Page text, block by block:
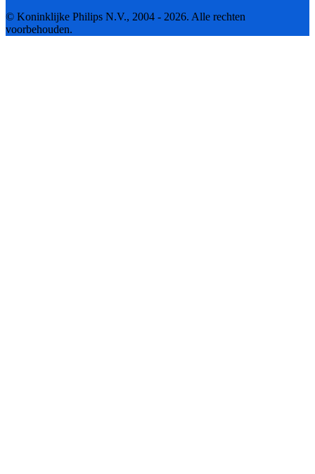
© Koninklijke Philips N.V., 2004 - 2026. Alle rechten
voorbehouden.